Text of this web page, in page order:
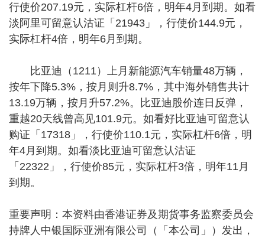
行使价207.19元，实际杠杆6倍，明年4月到期。如看
淡阿里可留意认沽证「21943」，行使价144.9元，
实际杠杆4倍，明年6月到期。
比亚迪（1211）上月新能源汽车销量48万辆，
按年下降5.3%，按月则升8.7%，其中海外销售共计
13.19万辆，按月升57.2%。比亚迪股价连日反弹，
重越20天线曾高见101.9元。如看好比亚迪可留意认
购证「17318」，行使价110.1元，实际杠杆6倍，明
年4月到期。如看淡比亚迪可留意认沽证
「22322」，行使价85元，实际杠杆3倍，明年11月
到期。
重要声明：本资料由香港证券及期货事务监察委员会
持牌人中银国际亚洲有限公司（「本公司」）发出，